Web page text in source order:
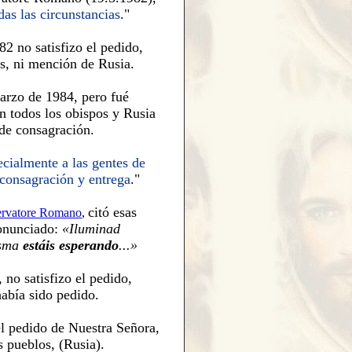
las circunstancias."
no satisfizo el pedido,
ni mención de Rusia.
de 1984, pero fué
todos los obispos y Rusia
consagración.
a las gentes de
y entrega."
Romano, citó esas
«Iluminad
estáis esperando...»
no satisfizo el pedido,
sido pedido.
de Nuestra Señora,
pueblos, (Rusia).